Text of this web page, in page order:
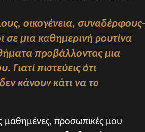
οικογένεια, συναδέρφους-
σε μια καθημερινή ρουτίνα
προβάλλοντας μια
πιστεύεις ότι
κάνουν κάτι να το
μαθημένες, προσωπικές μου